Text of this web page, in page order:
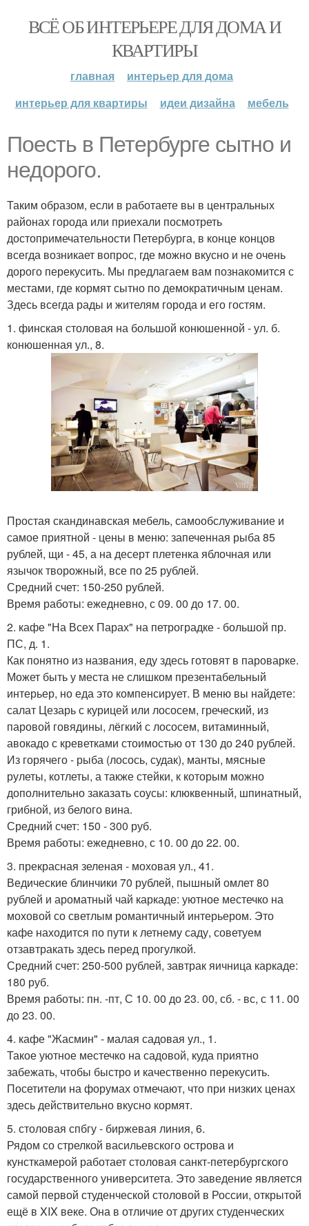
ВСЁ ОБ ИНТЕРЬЕРЕ ДЛЯ ДОМА И
КВАРТИРЫ
главная
интерьер для дома
интерьер для квартиры
идеи дизайна мебель
Поесть в Петербурге сытно и
недорого.
Таким образом, если в работаете вы в центральных
районах города или приехали посмотреть
достопримечательности Петербурга, в конце концов
всегда возникает вопрос, где можно вкусно и не очень
дорого перекусить. Мы предлагаем вам познакомится с
местами, где кормят сытно по демократичным ценам.
Здесь всегда рады и жителям города и его гостям.
1. финская столовая на большой конюшенной - ул. б.
конюшенная ул., 8.
Простая скандинавская мебель, самообслуживание и
самое приятной - цены в меню: запеченная рыба 85
рублей, щи - 45, а на десерт плетенка яблочная или
язычок творожный, все по 25 рублей.
Средний счет: 150-250 рублей.
Время работы: ежедневно, с 09. 00 до 17. 00.
2. кафе "На Всех Парах" на петроградке - большой пр.
ПС, д. 1.
Как понятно из названия, еду здесь готовят в пароварке.
Может быть у места не слишком презентабельный
интерьер, но еда это компенсирует. В меню вы найдете:
салат Цезарь с курицей или лососем, греческий, из
паровой говядины, лёгкий с лососем, витаминный,
авокадо с креветками стоимостью от 130 до 240 рублей.
Из горячего - рыба (лосось, судак), манты, мясные
рулеты, котлеты, а также стейки, к которым можно
дополнительно заказать соусы: клюквенный, шпинатный,
грибной, из белого вина.
Средний счет: 150 - 300 руб.
Время работы: ежедневно, с 10. 00 до 22. 00.
3. прекрасная зеленая - моховая ул., 41.
Ведические блинчики 70 рублей, пышный омлет 80
рублей и ароматный чай каркаде: уютное местечко на
моховой со светлым романтичный интерьером. Это
кафе находится по пути к летнему саду, советуем
отзавтракать здесь перед прогулкой.
Средний счет: 250-500 рублей, завтрак яичница каркаде:
180 руб.
Время работы: пн. -пт, С 10. 00 до 23. 00, сб. - вс, с 11. 00
до 23. 00.
4. кафе "Жасмин" - малая садовая ул., 1.
Такое уютное местечко на садовой, куда приятно
забежать, чтобы быстро и качественно перекусить.
Посетители на форумах отмечают, что при низких ценах
здесь действительно вкусно кормят.
5. столовая спбгу - биржевая линия, 6.
Рядом со стрелкой васильевского острова и
кунсткамерой работает столовая санкт-петербургского
государственного университета. Это заведение является
самой первой студенческой столовой в России, открытой
ещё в XIX веке. Она в отличие от других студенческих